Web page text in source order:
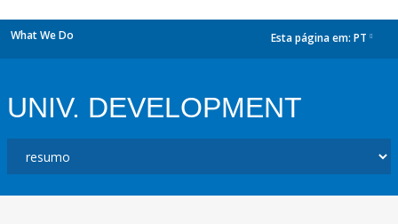
What We Do Esta página em: PT
UNIV. DEVELOPMENT